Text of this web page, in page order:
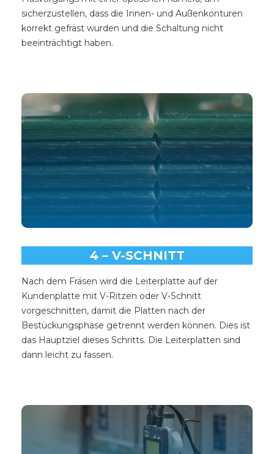
sicherzustellen, dass die Innen- und Außenkonturen
korrekt gefräst wurden und die Schaltung nicht
beeinträchtigt haben.
4 – V-SCHNITT
Nach dem Fräsen wird die Leiterplatte auf der
Kundenplatte mit V-Ritzen oder V-Schnitt
vorgeschnitten, damit die Platten nach der
Bestückungsphase getrennt werden können. Dies ist
das Hauptziel dieses Schritts. Die Leiterplatten sind
dann leicht zu fassen.